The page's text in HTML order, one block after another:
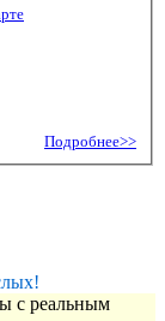
Подробнее>>
с реальным